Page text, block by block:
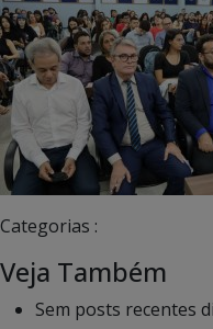
Categorias :
Veja Também
Sem posts recentes